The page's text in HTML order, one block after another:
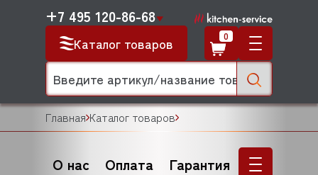
Каталог товаров
+7 495 120-86-68
0
Главная Каталог товаров
О нас Оплата Гарантия